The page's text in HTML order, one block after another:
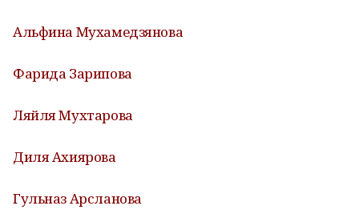
Альфина Мухамедзянова
Фарида Зарипова
Ляйля Мухтарова
Диля Ахиярова
Гульназ Арсланова